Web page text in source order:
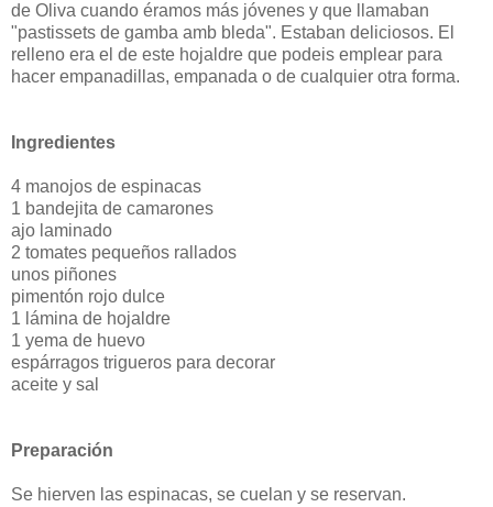
de Oliva cuando éramos más jóvenes y que llamaban
"pastissets de gamba amb bleda". Estaban deliciosos. El
relleno era el de este hojaldre que podeis emplear para
hacer empanadillas, empanada o de cualquier otra forma.
Ingredientes
4 manojos de espinacas
1 bandejita de camarones
ajo laminado
2 tomates pequeños rallados
unos piñones
pimentón rojo dulce
1 lámina de hojaldre
1 yema de huevo
espárragos trigueros para decorar
aceite y sal
Preparación
Se hierven las espinacas, se cuelan y se reservan.